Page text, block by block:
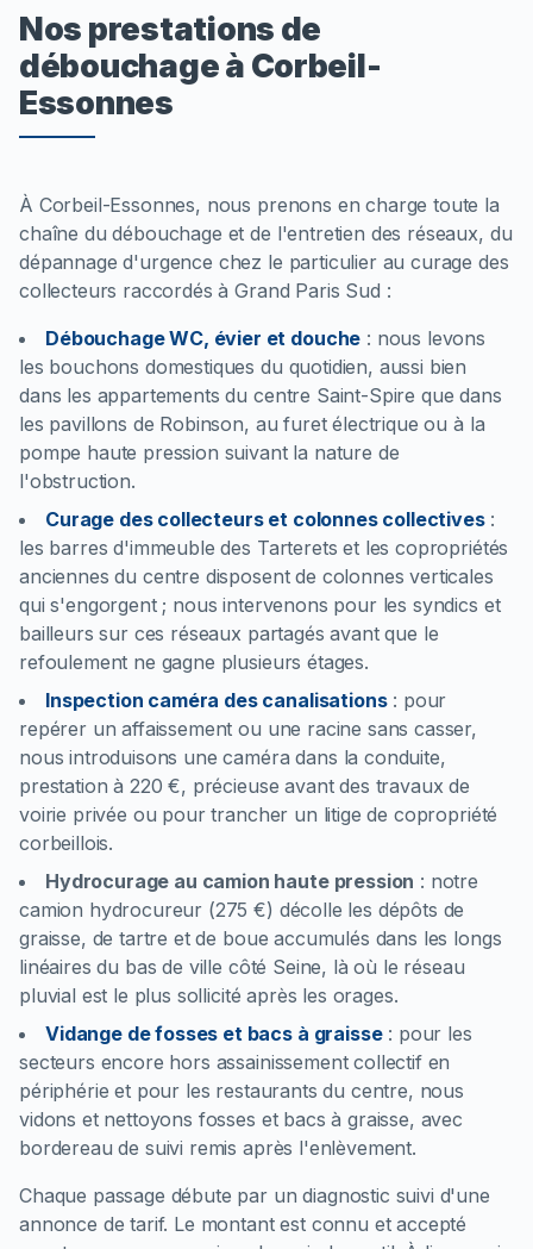
Nos prestations de
débouchage à Corbeil-
Essonnes
À Corbeil-Essonnes, nous prenons en charge toute la
chaîne du débouchage et de l'entretien des réseaux, du
dépannage d'urgence chez le particulier au curage des
collecteurs raccordés à Grand Paris Sud :
Débouchage WC, évier et douche : nous levons
les bouchons domestiques du quotidien, aussi bien
dans les appartements du centre Saint-Spire que dans
les pavillons de Robinson, au furet électrique ou à la
pompe haute pression suivant la nature de
l'obstruction.
Curage des collecteurs et colonnes collectives:
les barres d'immeuble des Tarterets et les copropriétés
anciennes du centre disposent de colonnes verticales
qui s'engorgent ; nous intervenons pour les syndics et
bailleurs sur ces réseaux partagés avant que le
refoulement ne gagne plusieurs étages.
Inspection caméra des canalisations: pour
repérer un affaissement ou une racine sans casser,
nous introduisons une caméra dans la conduite,
prestation à 220 €, précieuse avant des travaux de
voirie privée ou pour trancher un litige de copropriété
corbeillois.
Hydrocurage au camion haute pression : notre
camion hydrocureur (275 €) décolle les dépôts de
graisse, de tartre et de boue accumulés dans les longs
linéaires du bas de ville côté Seine, là où le réseau
pluvial est le plus sollicité après les orages.
Vidange de fosses et bacs à graisse: pour les
secteurs encore hors assainissement collectif en
périphérie et pour les restaurants du centre, nous
vidons et nettoyons fosses et bacs à graisse, avec
bordereau de suivi remis après l'enlèvement.
Chaque passage débute par un diagnostic suivi d'une
annonce de tarif. Le montant est connu et accepté